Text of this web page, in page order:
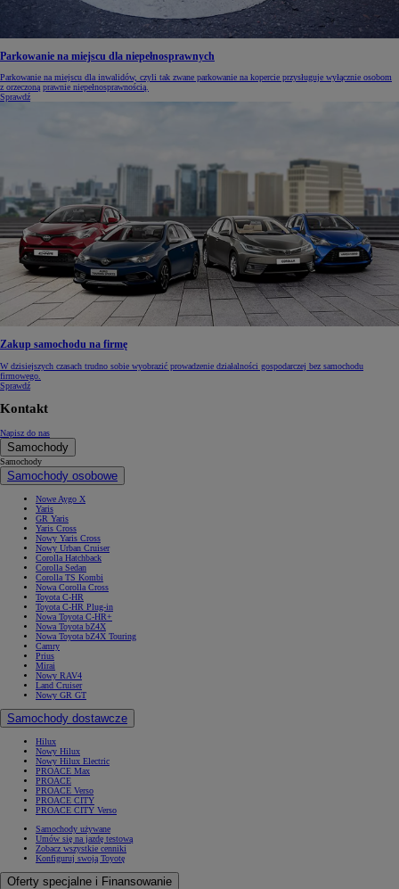
Parkowanie na miejscu dla niepełnosprawnych
Parkowanie na miejscu dla inwalidów, czyli tak zwane parkowanie na kopercie przysługuje wyłącznie osobom
z orzeczoną prawnie niepełnosprawnością.
Sprawdź
Zakup samochodu na firmę
W dzisiejszych czasach trudno sobie wyobrazić prowadzenie działalności gospodarczej bez samochodu
firmowego.
Sprawdź
Kontakt
Napisz do nas
Samochody
Samochody
Samochody osobowe
Nowe Aygo X
Yaris
GR Yaris
Yaris Cross
Nowy Yaris Cross
Nowy Urban Cruiser
Corolla Hatchback
Corolla Sedan
Corolla TS Kombi
Nowa Corolla Cross
Toyota C-HR
Toyota C-HR Plug-in
Nowa Toyota C-HR+
Nowa Toyota bZ4X
Nowa Toyota bZ4X Touring
Camry
Prius
Mirai
Nowy RAV4
Land Cruiser
Nowy GR GT
Samochody dostawcze
Hilux
Nowy Hilux
Nowy Hilux Electric
PROACE Max
PROACE
PROACE Verso
PROACE CITY
PROACE CITY Verso
Samochody używane
Umów się na jazdę testową
Zobacz wszystkie cenniki
Konfiguruj swoją Toyotę
Oferty specjalne i Finansowanie